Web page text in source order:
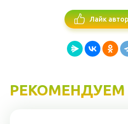
Лайк
РЕКОМЕНДУЕМ